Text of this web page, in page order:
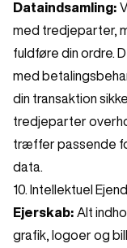
Dataindsamling:
med tredjeparter,
fuldføre din ordre.
med
din transaktion
tredjeparter
træffer passende
data.
10. Intellektuel
Ejerskab: Alt
grafik, logoer og